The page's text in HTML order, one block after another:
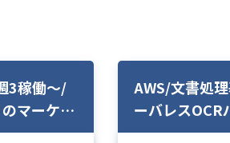
3稼働〜/
マーケタ
AWS/文書処
ーバレスOCR
の移行業務